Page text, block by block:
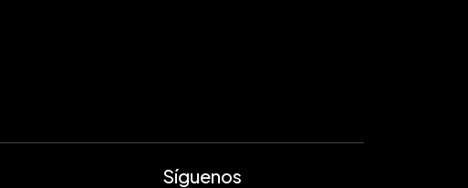
Síguenos